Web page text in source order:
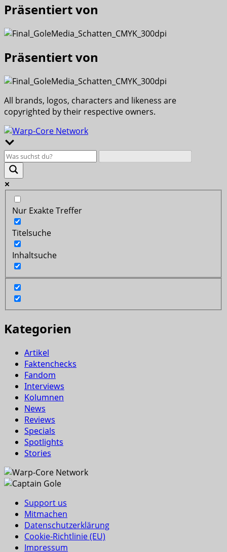
Präsentiert von
Präsentiert von
All brands, logos, characters and likeness are
copyrighted by their respective owners.
Nur Exakte Treffer
Titelsuche
Inhaltsuche
Kategorien
Artikel
Faktenchecks
Fandom
Interviews
Kolumnen
News
Reviews
Specials
Spotlights
Stories
Support us
Mitmachen
Datenschutzerklärung
Cookie-Richtlinie (EU)
Impressum